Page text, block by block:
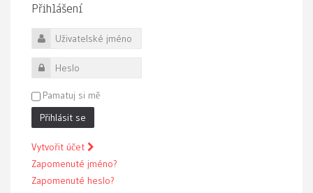
Přihlášení
Uživatelské jméno
Heslo
Pamatuj si mě
Přihlásit se
Vytvořit účet
Zapomenuté jméno?
Zapomenuté heslo?